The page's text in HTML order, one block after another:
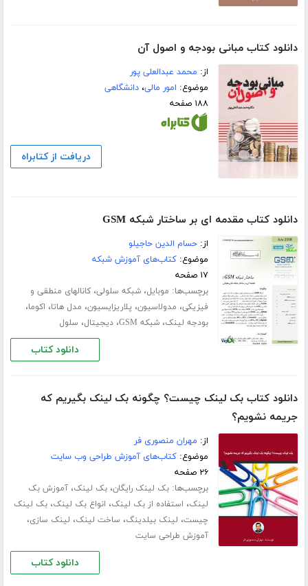
دانلود کتاب مبانی بودجه و اصول آن
از: محمد عبدالعلی پور
موضوع: امور مالی،دانشگاهی
۱۸۸ صفحه
دریافت از کتابراه
دانلود کتاب مقدمه ای بر ساختار شبکه GSM
از:حسام الدین حاجیلو
موضوع:کتاب‌های آموزش شبکه
۱۷ صفحه
برچسب‌ها: موبایل،شبکه سلولی،کانالهای منطقی و
فیزیکی، مدولاسیون، پلاریزایسیون، مدل هاتا، اکوما،
بودجه لینک،شبکه GSM ،دیجیتال، سلول
دانلود کتاب
دانلود کتاب بک لینک چیست؟ چگونه بک لینک بگیریم که
جریمه نشویم؟
از: مهران منصوری فر
موضوع:کتاب‌های آموزش طراحی وب سایت
۲۶ صفحه
برچسب‌ها:بک لینک رایگان،بک لینک،آموزش بک
لینک، استفاده از بک لینک، انواع بک لینک،بک لینک
چیست، لینک بیلدینگ، ساخت لینک، لینک سازی،
آموزش طراحی سایت
دانلود کتاب